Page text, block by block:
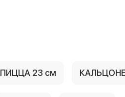
ПИЦЦА 23 см КАЛЬЦОНЕ